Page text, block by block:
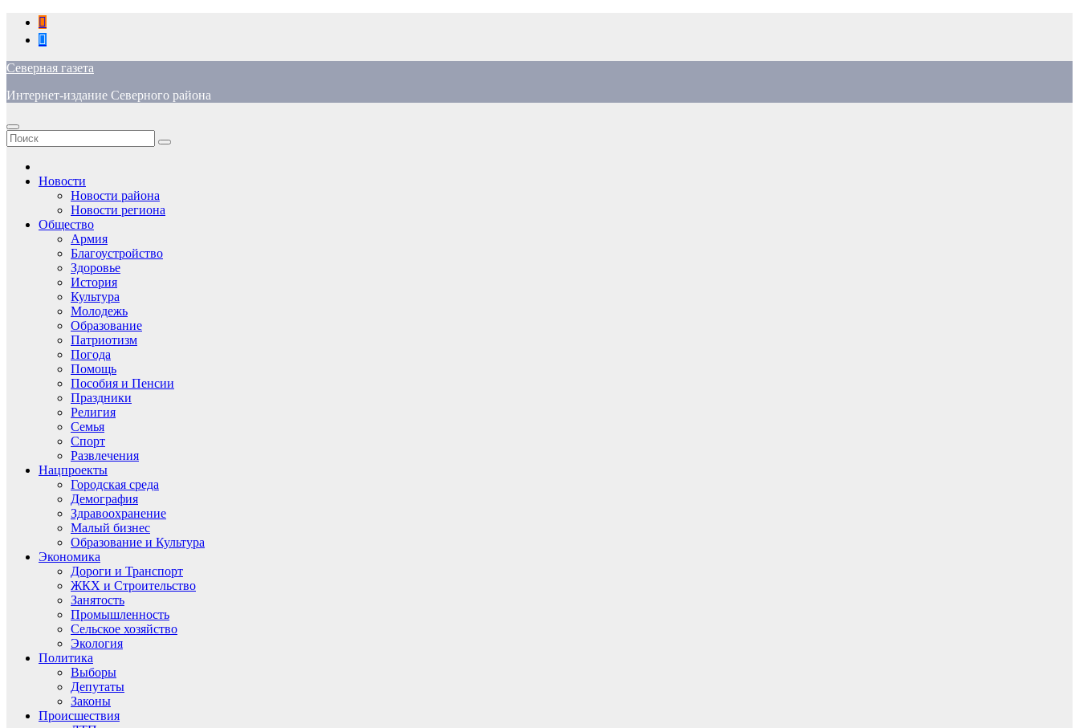
Перейти
содержимому
Северная газета
Интернет-издание Северного района
Новости
Новости района
Новости региона
Общество
Армия
Благоустройство
Здоровье
История
Культура
Молодежь
Образование
Патриотизм
Погода
Помощь
Пособия и Пенсии
Праздники
Религия
Семья
Спорт
Развлечения
Нацпроекты
Городская среда
Демография
Здравоохранение
Малый бизнес
Образование и Культура
Экономика
Дороги и Транспорт
ЖКХ и Строительство
Занятость
Промышленность
Сельское хозяйство
Экология
Политика
Выборы
Депутаты
Законы
Происшествия